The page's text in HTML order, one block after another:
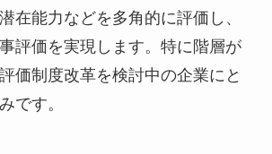
在能力などを多角的に評価し、
評価を実現します。特に階層が
価制度改革を検討中の企業にと
です。